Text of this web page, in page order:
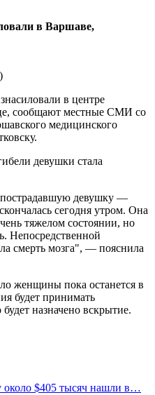
в центре
сообщают местные СМИ со
медицинского
девушки стала
девушку —
сегодня утром. Она
тяжелом состоянии, но
Непосредственной
смерть мозга", — пояснила
женщины пока останется в
будет принимать
назначено вскрытие.
около $405 тысяч нашли в…